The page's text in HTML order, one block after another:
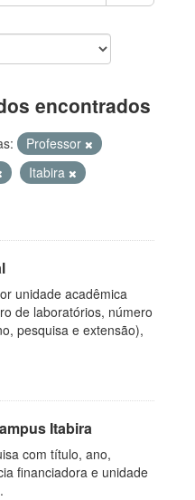
encontrados
Professor
Itabira
unidade acadêmica
de laboratórios, número
pesquisa e extensão),
Itabira
com título, ano,
financiadora e unidade